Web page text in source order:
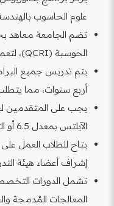
علوم الحاسوب بالهندسة
تضم الجامعة معاهد
الحوسبة (QCRI)، لتعميق دراسة البرمجة في قطر.
يتم تدريس جميع
أربع سنوات، مما يتطلب
يجب على المتقدمين
الآيلتس بمعدل 6.5 أو التوفل بمعدل 79.
يتاح للطلاب العمل
إشراف أعضاء هيئة
تشمل الدورات
المعالجات المُدمجة